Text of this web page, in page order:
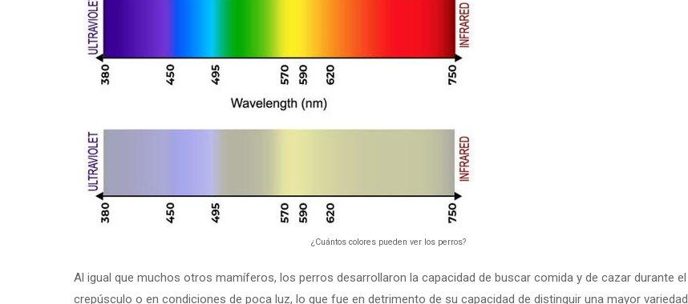
¿Cuántos colores pueden ver los perros?
Al igual que muchos otros mamíferos, los perros desarrollaron la capacidad de buscar comida y de cazar durante el
crepúsculo o en condiciones de poca luz, lo que fue en detrimento de su capacidad de distinguir una mayor variedad